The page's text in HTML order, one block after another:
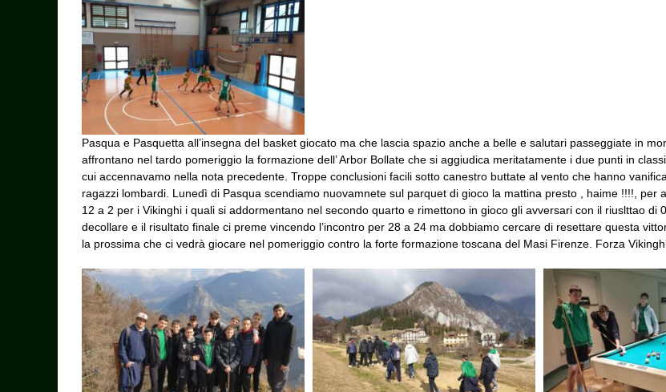
Pasqua e Pasquetta all’insegna del basket giocato ma che lascia spazio anche a belle e salutari passeggiate in
affrontano nel tardo pomeriggio la formazione dell’ Arbor Bollate che si aggiudica meritatamente i due punti in
cui accennavamo nella nota precedente. Troppe conclusioni facili sotto canestro buttate al vento che hanno
ragazzi lombardi. Lunedì di Pasqua scendiamo nuovamnete sul parquet di gioco la mattina presto , haime !!!!,
12 a 2 per i Vikinghi i quali si addormentano nel secondo quarto e rimettono in gioco gli avversari con il riuslttao
decollare e il risultato finale ci preme vincendo l’incontro per 28 a 24 ma dobbiamo cercare di resettare questa
la prossima che ci vedrà giocare nel pomeriggio contro la forte formazione toscana del Masi Firenze. Forza